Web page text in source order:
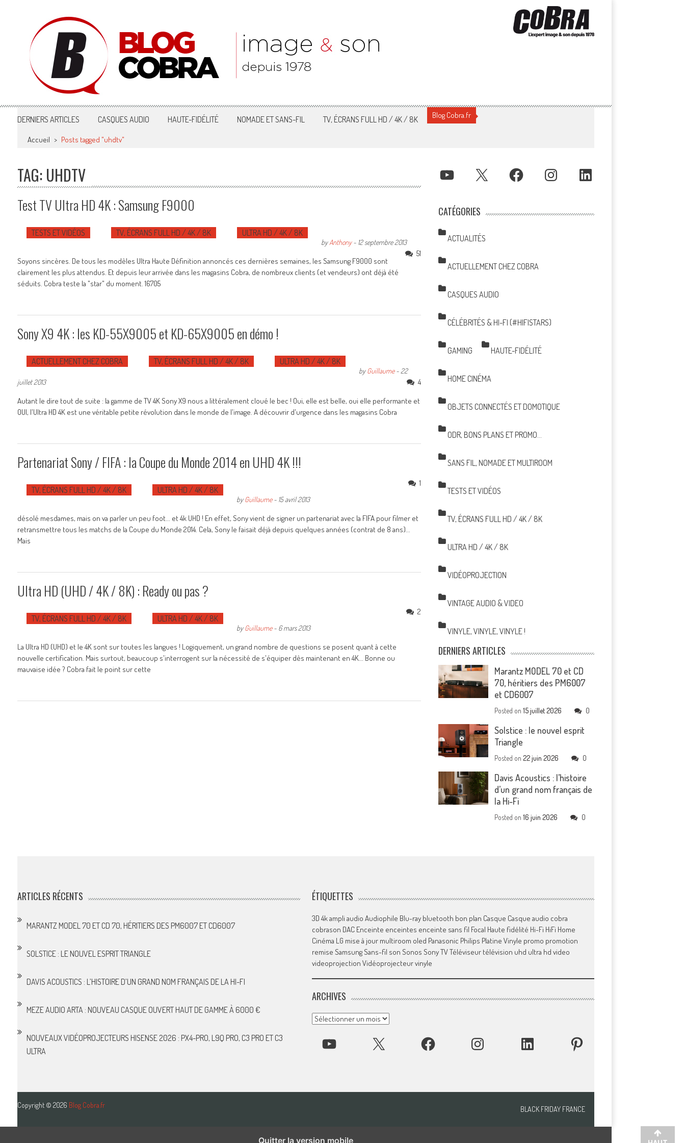
Blog Cobra
Toute l'actu Image & Son !
DERNIERS ARTICLES CASQUES AUDIO HAUTE-FIDÉLITÉ NOMADE ET SANS-FIL TV, ÉCRANS FULL HD / 4K / 8K Blog Cobra.fr
Accueil > Posts tagged "uhdtv"
TAG: UHDTV
Test TV Ultra HD 4K : Samsung F9000
TESTS ET VIDÉOS TV, ÉCRANS FULL HD / 4K / 8K ULTRA HD / 4K / 8K
byAnthony- 12 septembre 2013
51
Soyons sincères. De tous les modèles Ultra Haute Définition annoncés ces dernières semaines, les Samsung F9000 sont
clairement les plus attendus. Et depuis leur arrivée dans les magasins Cobra, de nombreux clients (et vendeurs) ont déjà été
séduits. Cobra teste la "star" du moment. 16705
Sony X9 4K : les KD-55X9005 et KD-65X9005 en démo !
ACTUELLEMENT CHEZ COBRA TV, ÉCRANS FULL HD / 4K / 8K ULTRA HD / 4K / 8K
byGuillaume- 22
juillet 2013
4
Autant le dire tout de suite : la gamme de TV 4K Sony X9 nous a littéralement cloué le bec ! Oui, elle est belle, oui elle performante et
OUI, l'Ultra HD 4K est une véritable petite révolution dans le monde de l'image. A découvrir d'urgence dans les magasins Cobra
Partenariat Sony / FIFA : la Coupe du Monde 2014 en UHD 4K !!!
TV, ÉCRANS FULL HD / 4K / 8K ULTRA HD / 4K / 8K
byGuillaume- 15 avril 2013
1
désolé mesdames, mais on va parler un peu foot... et 4k UHD ! En effet, Sony vient de signer un partenariat avec la FIFA pour filmer et
retransmettre tous les matchs de la Coupe du Monde 2014. Cela, Sony le faisait déjà depuis quelques années (contrat de 8 ans)...
Mais
Ultra HD (UHD / 4K / 8K) : Ready ou pas ?
TV, ÉCRANS FULL HD / 4K / 8K ULTRA HD / 4K / 8K
byGuillaume- 6 mars 2013
2
La Ultra HD (UHD) et le 4K sont sur toutes les langues ! Logiquement, un grand nombre de questions se posent quant à cette
nouvelle certification. Mais surtout, beaucoup s'interrogent sur la nécessité de s'équiper dès maintenant en 4K... Bonne ou
mauvaise idée ? Cobra fait le point sur cette
YOUTUBE X FACEBOOK INSTAGRAM LINKEDIN
CATÉGORIES
ACTUALITÉS
ACTUELLEMENT CHEZ COBRA
CASQUES AUDIO
CÉLÉBRITÉS & HI-FI (#HIFISTARS)
GAMING HAUTE-FIDÉLITÉ
HOME CINÉMA
OBJETS CONNECTÉS ET DOMOTIQUE
ODR, BONS PLANS ET PROMO…
SANS FIL, NOMADE ET MULTIROOM
TESTS ET VIDÉOS
TV, ÉCRANS FULL HD / 4K / 8K
ULTRA HD / 4K / 8K
VIDÉOPROJECTION
VINTAGE AUDIO & VIDEO
VINYLE, VINYLE, VINYLE !
DERNIERS ARTICLES
Marantz MODEL 70 et CD
70, héritiers des PM6007
et CD6007
Posted on15 juillet 2026 0
Solstice : le nouvel esprit
Triangle
Posted on22 juin 2026 0
Davis Acoustics : l’histoire
d’un grand nom français de
la Hi-Fi
Posted on16 juin 2026 0
ARTICLES RÉCENTS
MARANTZ MODEL 70 ET CD 70, HÉRITIERS DES PM6007 ET CD6007
SOLSTICE : LE NOUVEL ESPRIT TRIANGLE
DAVIS ACOUSTICS : L’HISTOIRE D’UN GRAND NOM FRANÇAIS DE LA HI-FI
MEZE AUDIO ARTA : NOUVEAU CASQUE OUVERT HAUT DE GAMME À 6000 €
NOUVEAUX VIDÉOPROJECTEURS HISENSE 2026 : PX4-PRO, L9Q PRO, C3 PRO ET C3
ULTRA
ÉTIQUETTES
3D 4kampli audio Audiophile Blu-ray bluetooth bon plan Casque Casque audio cobra
cobrason DAC Enceinte enceintes enceinte sans fil Focal Haute fidélité Hi-Fi HiFi Home
Cinéma LG mise à jour multiroom oled Panasonic Philips Platine Vinyle promo promotion
remise SamsungSans-fil son Sonos SonyTVTéléviseur télévision uhd ultra hd video
videoprojection Vidéoprojecteurvinyle
ARCHIVES
Archives
YOUTUBE FACEBOOK INSTAGRAM LINKEDIN PINTEREST
Copyright © 2026 Blog Cobra.fr BLACK FRIDAY FRANCE
Quitter la version mobile